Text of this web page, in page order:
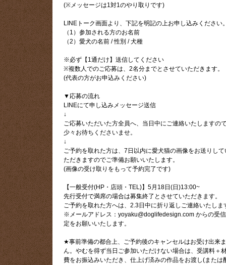
(※メッセージは1対1のやり取りです)
LINEトーク画面より、下記を明記の上お申し込みください
（1）参加される方のお名前
（2）愛犬の名前 / 性別 / 犬種
※必ず【1通だけ】送信してください
※複数人でのご応募は、2名分までとさせていただきます。
(代表の方がお申込みください)
▼応募の流れ
LINEにて申し込みメッセージ送信
↓
ご応募いただいた方全員へ、当日中にご連絡いたしますの
少々お待ちくださいませ。
↓
ご予約を取れた方は、7日以内に愛犬猫の画像をお送りして
ただきますのでご準備お願いいたします。
(画像の受け取りをもって予約完了です)
【一般受付(HP・店頭・TEL)】5月18日(日)13:00~
先行受付で満席の場合は募集終了とさせていただきます。
ご予約を取れた方へは、2.3日中に折り返しご連絡いたしま
※メールアドレス：yoyaku@doglifedesign.com からの受
定をお願いいたします。
★事前準備の都合上、ご予約後のキャンセルはお受け出来
ん。やむを得ず当日ご参加いただけない場合は、受講料＋
費をお振込みいただき、仕上げ済みの作品をお渡し(または